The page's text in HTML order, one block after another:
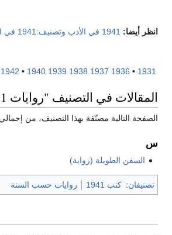
أيضا: 1941 في الأدب وتصنيف:1941 في الخيال .
•
1936
1937
1938
1939
1940
•
1942
1943
في التصنيف "روايات 1941"
التالية مصنّفة بهذا التصنيف، من إجمالي 1.
السفن الطويلة (رواية)
: كتب 1941 روايات حسب السنة